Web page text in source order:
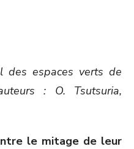
des espaces verts de
: O. Tsutsuria,
le mitage de leur